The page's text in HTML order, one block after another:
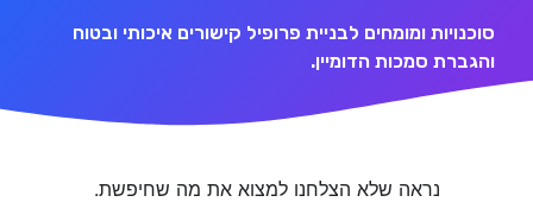
סוכנויות ומומחים לבניית פרופיל קישורים איכותי ובטוח
והגברת סמכות הדומיין.
נראה שלא הצלחנו למצוא את מה שחיפשת.